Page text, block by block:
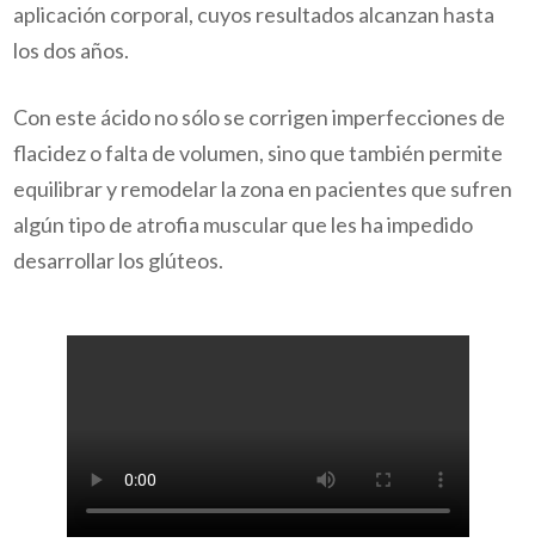
aplicación corporal, cuyos resultados alcanzan hasta
los dos años.
Con este ácido no sólo se corrigen imperfecciones de
flacidez o falta de volumen, sino que también permite
equilibrar y remodelar la zona en pacientes que sufren
algún tipo de atrofia muscular que les ha impedido
desarrollar los glúteos.